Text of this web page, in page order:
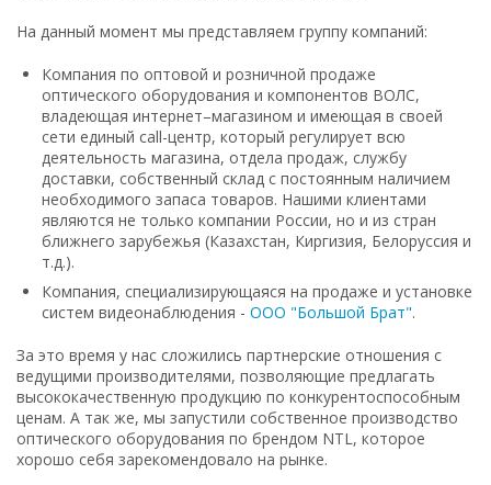
На данный момент мы представляем группу компаний:
Компания по оптовой и розничной продаже
оптического оборудования и компонентов ВОЛС,
владеющая интернет–магазином и имеющая в своей
сети единый call-центр, который регулирует всю
деятельность магазина, отдела продаж, службу
доставки, собственный склад c постоянным наличием
необходимого запаса товаров. Нашими клиентами
являются не только компании России, но и из стран
ближнего зарубежья (Казахстан, Киргизия, Белоруссия и
т.д.).
Компания, специализирующаяся на продаже и установке
систем видеонаблюдения - ООО "Большой Брат".
За это время у нас сложились партнерские отношения с
ведущими производителями, позволяющие предлагать
высококачественную продукцию по конкурентоспособным
ценам. А так же, мы запустили собственное производство
оптического оборудования по брендом NTL, которое
хорошо себя зарекомендовало на рынке.